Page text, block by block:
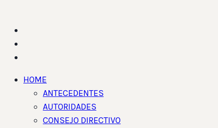
HOME
ANTECEDENTES
AUTORIDADES
CONSEJO DIRECTIVO